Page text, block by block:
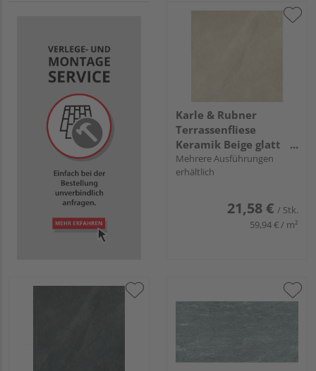
Karle & Rubner
Terrassenfliese
Keramik Beige glatt
TERRACON® Ardesia -
20 mm stark
Mehrere Ausführungen
erhältlich
21,58 € / Stk.
59,94 € / m²